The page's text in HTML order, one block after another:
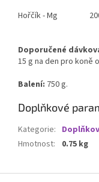
Hořčík - Mg
Doporučené
15 g na den pro koně
Balení: 750 g.
Doplňkové
Kategorie:
Hmotnost: 0.75 kg